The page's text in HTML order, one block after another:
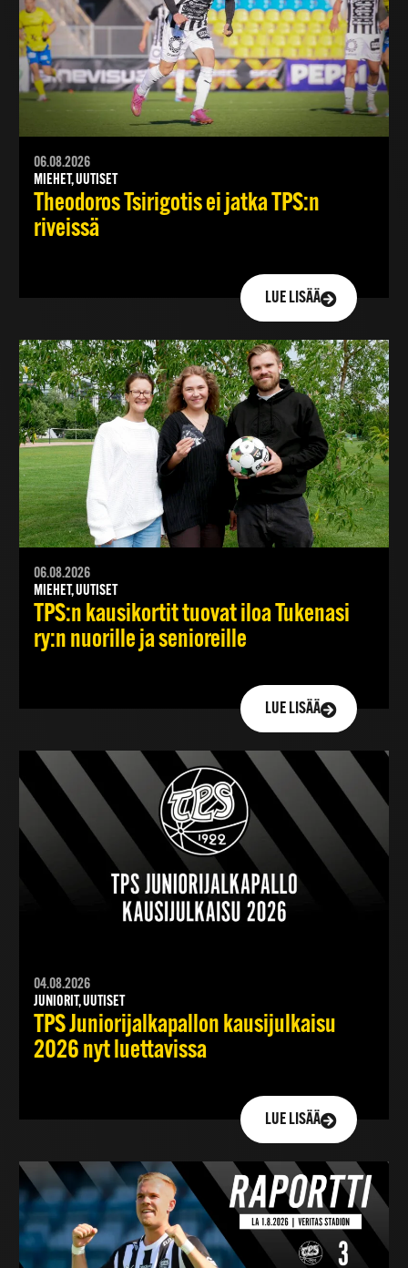
06.08.2026
MIEHET, UUTISET
Theodoros Tsirigotis ei jatka TPS:n
riveissä
LUE LISÄÄ
06.08.2026
MIEHET, UUTISET
TPS:n kausikortit tuovat iloa Tukenasi
ry:n nuorille ja senioreille
LUE LISÄÄ
04.08.2026
JUNIORIT, UUTISET
TPS Juniorijalkapallon kausijulkaisu
2026 nyt luettavissa
LUE LISÄÄ